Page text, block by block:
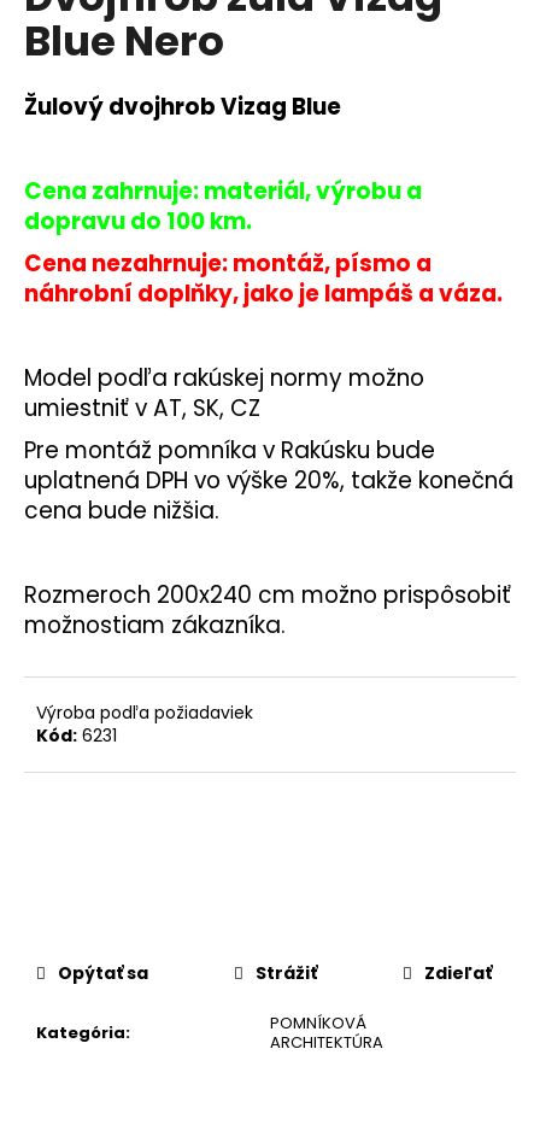
0,0
hviezdičiek.
Blue Nero
Žulový dvojhrob Vizag Blue
Cena zahrnuje: materiál, výrobu a
dopravu do 100 km.
Cena nezahrnuje: montáž, písmo a
náhrobní doplňky, jako je lampáš a váza.
Model podľa rakúskej normy možno
umiestniť v AT, SK, CZ
Pre montáž pomníka v Rakúsku bude
uplatnená DPH vo výške 20%, takže konečná
cena bude nižšia.
Rozmeroch 200x240 cm možno prispôsobiť
možnostiam zákazníka.
Výroba podľa požiadaviek
Kód: 6231
Kategória:
POMNÍKOVÁ
ARCHITEKTÚRA
Opýtať sa Strážiť Zdieľať
á
j
s
ť
HĽADAŤ
O
d
p
o
r
ú
m
e